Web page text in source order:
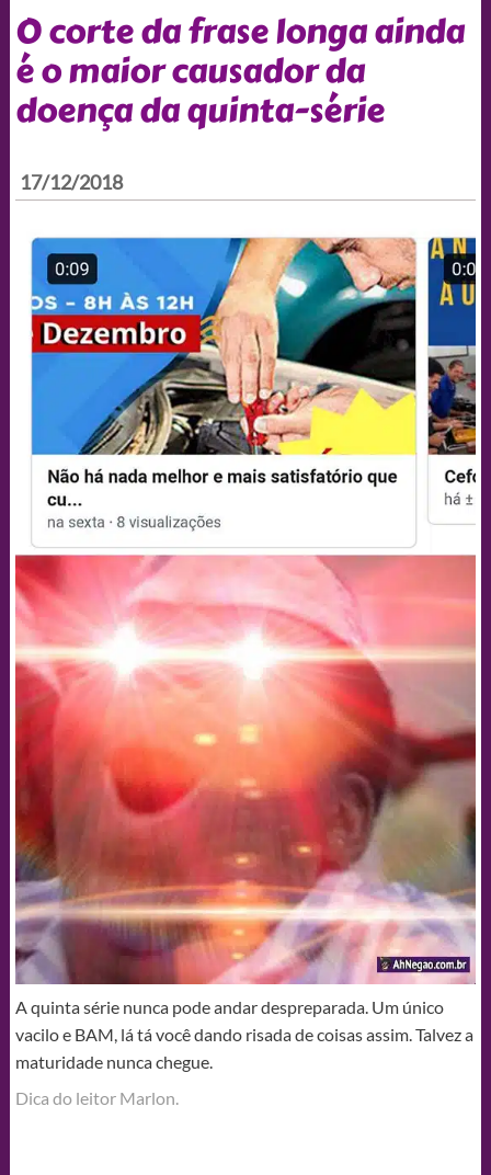
O corte da frase longa ainda
é o maior causador da
doença da quinta-série
17/12/2018
A quinta série nunca pode andar despreparada. Um único
vacilo e BAM, lá tá você dando risada de coisas assim. Talvez a
maturidade nunca chegue.
Dica do leitor Marlon.